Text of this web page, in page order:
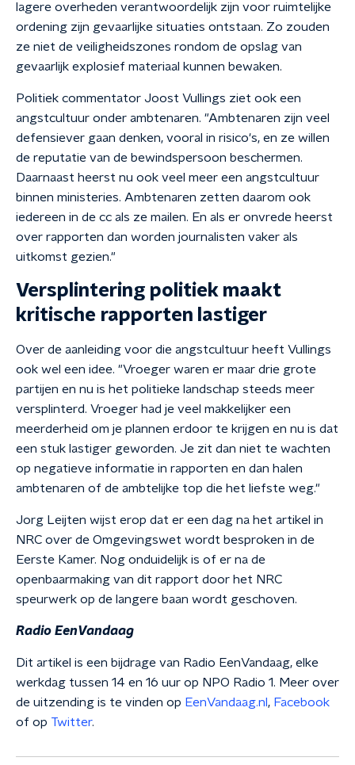
lagere overheden verantwoordelijk zijn voor ruimtelijke
ordening zijn gevaarlijke situaties ontstaan. Zo zouden
ze niet de veiligheidszones rondom de opslag van
gevaarlijk explosief materiaal kunnen bewaken.
Politiek commentator Joost Vullings ziet ook een
angstcultuur onder ambtenaren. "Ambtenaren zijn veel
defensiever gaan denken, vooral in risico's, en ze willen
de reputatie van de bewindspersoon beschermen.
Daarnaast heerst nu ook veel meer een angstcultuur
binnen ministeries. Ambtenaren zetten daarom ook
iedereen in de cc als ze mailen. En als er onvrede heerst
over rapporten dan worden journalisten vaker als
uitkomst gezien."
Versplintering politiek maakt
kritische rapporten lastiger
Over de aanleiding voor die angstcultuur heeft Vullings
ook wel een idee. "Vroeger waren er maar drie grote
partijen en nu is het politieke landschap steeds meer
versplinterd. Vroeger had je veel makkelijker een
meerderheid om je plannen erdoor te krijgen en nu is dat
een stuk lastiger geworden. Je zit dan niet te wachten
op negatieve informatie in rapporten en dan halen
ambtenaren of de ambtelijke top die het liefste weg."
Jorg Leijten wijst erop dat er een dag na het artikel in
NRC over de Omgevingswet wordt besproken in de
Eerste Kamer. Nog onduidelijk is of er na de
openbaarmaking van dit rapport door het NRC
speurwerk op de langere baan wordt geschoven.
Radio EenVandaag
Dit artikel is een bijdrage van Radio EenVandaag, elke
werkdag tussen 14 en 16 uur op NPO Radio 1. Meer over
de uitzending is te vinden op EenVandaag.nl , Facebook
of op Twitter.